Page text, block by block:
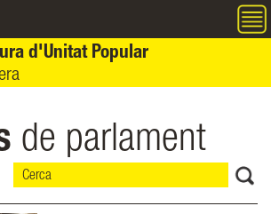
d'Unitat Popular
de parlament